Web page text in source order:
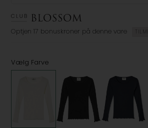
Optjen 17 bonuskroner på denne vare
Vælg Farve